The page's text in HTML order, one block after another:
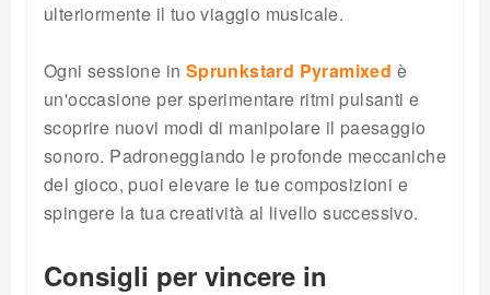
ulteriormente il tuo viaggio musicale.
Ogni sessione in Sprunkstard Pyramixed è
un'occasione per sperimentare ritmi pulsanti e
scoprire nuovi modi di manipolare il paesaggio
sonoro. Padroneggiando le profonde meccaniche
del gioco, puoi elevare le tue composizioni e
spingere la tua creatività al livello successivo.
Consigli per vincere in